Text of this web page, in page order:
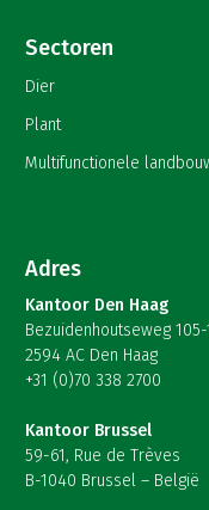
Sectoren
Dier
Plant
Multifunctionele
Adres
Kantoor Den Haag
Bezuidenhoutseweg 105-
2594 AC Den Haag
+31 (0)70 338 2700
Kantoor Brussel
59-61, Rue de Trèves
B-1040 Brussel – België